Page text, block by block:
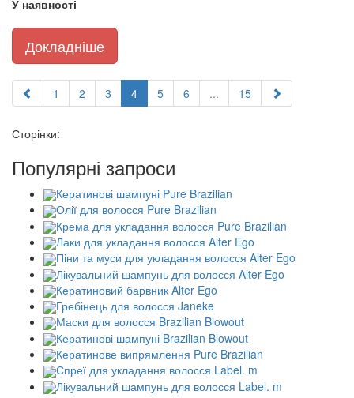
У наявності
Докладніше
1 2 3 4 5 6 ... 15
Сторінки:
Популярні запроси
Кератинові шампуні Pure Brazilian
Олії для волосся Pure Brazilian
Крема для укладання волосся Pure Brazilian
Лаки для укладання волосся Alter Ego
Піни та муси для укладання волосся Alter Ego
Лікувальний шампунь для волосся Alter Ego
Кератиновий барвник Alter Ego
Гребінець для волосся Janeke
Маски для волосся Brazilian Blowout
Кератинові шампуні Brazilian Blowout
Кератинове випрямлення Pure Brazilian
Спреї для укладання волосся Label. m
Лікувальний шампунь для волосся Label. m